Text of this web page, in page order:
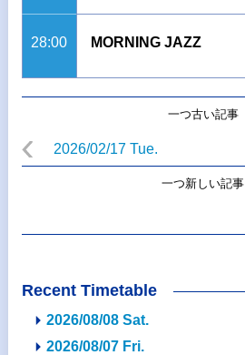
28:00 MORNING JAZZ
一つ古い記事
2026/02/17 Tue.
一つ新しい記事
Recent Timetable
2026/08/08 Sat.
2026/08/07 Fri.